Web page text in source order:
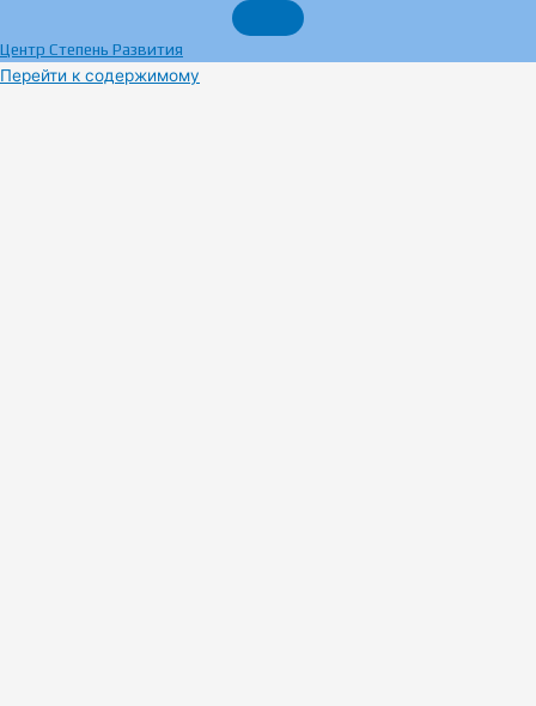
Центр Степень Развития
Перейти к содержимому